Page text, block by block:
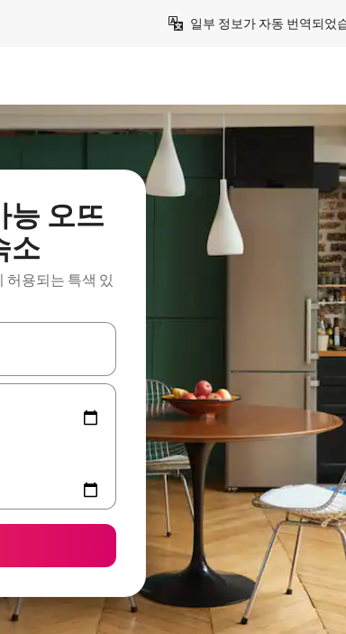
일부 정보가 자동 번역되었
능 오뜨
소
허용되는 특색 있
용하거나 터치 또는 스와이프 동작으로 탐색하세요.